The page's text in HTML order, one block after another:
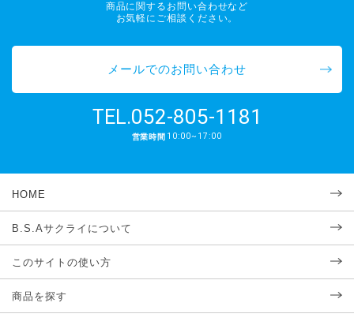
商品に関するお問い合わせなど
お気軽にご相談ください。
メールでのお問い合わせ
TEL.052-805-1181
営業時間 10:00~17:00
HOME
B.S.Aサクライについて
このサイトの使い方
商品を探す